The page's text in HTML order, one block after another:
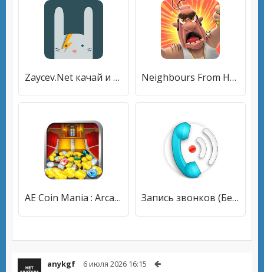
Zaycev.Net качай и слушай музыку онлайн и оффлайн Neighbours From Hell: Season 1
AE Coin Mania : Arcade Fun Запись звонков (Бесплатно)
anykgf 6 июля 2026 16:15